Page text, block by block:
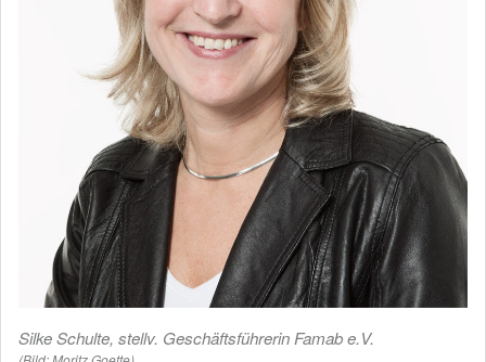
Silke Schulte, stellv. Geschäftsführerin Famab e.V.